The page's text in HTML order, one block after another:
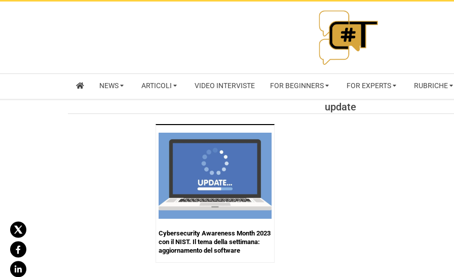
RIVISTA
NEWS ARTICOLI VIDEO INTERVISTE FOR BEGINNERS FOR EXPERTS RUBRICHE
update
Cybersecurity Awareness Month 2023
con il NIST. Il tema della settimana:
aggiornamento del software